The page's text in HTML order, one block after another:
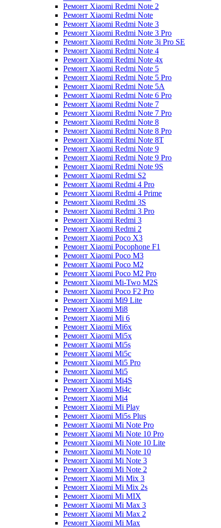
Ремонт Xiaomi Redmi Note 2
Ремонт Xiaomi Redmi Note
Ремонт Xiaomi Redmi Note 3
Ремонт Xiaomi Redmi Note 3 Pro
Ремонт Xiaomi Redmi Note 3i Pro SE
Ремонт Xiaomi Redmi Note 4
Ремонт Xiaomi Redmi Note 4x
Ремонт Xiaomi Redmi Note 5
Ремонт Xiaomi Redmi Note 5 Pro
Ремонт Xiaomi Redmi Note 5A
Ремонт Xiaomi Redmi Note 6 Pro
Ремонт Xiaomi Redmi Note 7
Ремонт Xiaomi Redmi Note 7 Pro
Ремонт Xiaomi Redmi Note 8
Ремонт Xiaomi Redmi Note 8 Pro
Ремонт Xiaomi Redmi Note 8T
Ремонт Xiaomi Redmi Note 9
Ремонт Xiaomi Redmi Note 9 Pro
Ремонт Xiaomi Redmi Note 9S
Ремонт Xiaomi Redmi S2
Ремонт Xiaomi Redmi 4 Pro
Ремонт Xiaomi Redmi 4 Prime
Ремонт Xiaomi Redmi 3S
Ремонт Xiaomi Redmi 3 Pro
Ремонт Xiaomi Redmi 3
Ремонт Xiaomi Redmi 2
Ремонт Xiaomi Poco X3
Ремонт Xiaomi Pocophone F1
Ремонт Xiaomi Poco M3
Ремонт Xiaomi Poco M2
Ремонт Xiaomi Poco M2 Pro
Ремонт Xiaomi Mi-Two M2S
Ремонт Xiaomi Poco F2 Pro
Ремонт Xiaomi Mi9 Lite
Ремонт Xiaomi Mi8
Ремонт Xiaomi Mi 6
Ремонт Xiaomi Mi6x
Ремонт Xiaomi Mi5x
Ремонт Xiaomi Mi5s
Ремонт Xiaomi Mi5c
Ремонт Xiaomi Mi5 Pro
Ремонт Xiaomi Mi5
Ремонт Xiaomi Mi4S
Ремонт Xiaomi Mi4c
Ремонт Xiaomi Mi4
Ремонт Xiaomi Mi Play
Ремонт Xiaomi Mi5s Plus
Ремонт Xiaomi Mi Note Pro
Ремонт Xiaomi Mi Note 10 Pro
Ремонт Xiaomi Mi Note 10 Lite
Ремонт Xiaomi Mi Note 10
Ремонт Xiaomi Mi Note 3
Ремонт Xiaomi Mi Note 2
Ремонт Xiaomi Mi Mix 3
Ремонт Xiaomi Mi Mix 2s
Ремонт Xiaomi Mi MIX
Ремонт Xiaomi Mi Max 3
Ремонт Xiaomi Mi Max 2
Ремонт Xiaomi Mi Max